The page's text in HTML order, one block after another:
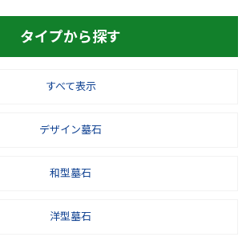
タイプから探す
すべて表示
デザイン墓石
和型墓石
洋型墓石